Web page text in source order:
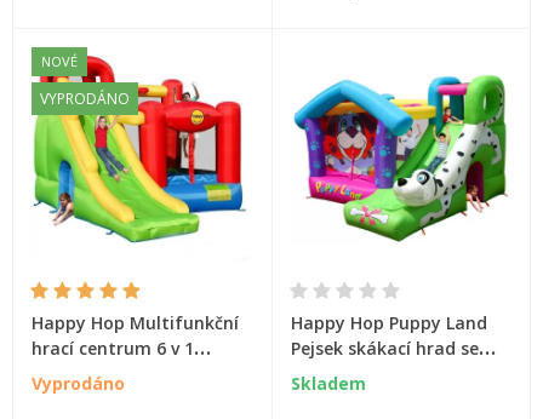
NOVÉ
VYPRODÁNO
Happy Hop Multifunkční
hrací centrum 6 v 1
skákací hrad
Vyprodáno
Happy Hop Puppy Land
Pejsek skákací hrad se
skluzavkou
Skladem